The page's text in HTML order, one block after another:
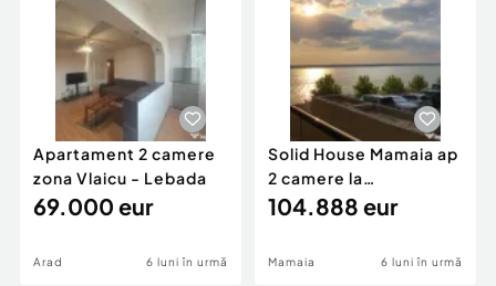
Apartament 2 camere
zona Vlaicu - Lebada
69.000 eur
Arad 6 luni în urmă
Solid House Mamaia ap
2 camere la
cheie,langa Mega
104.888 eur
Mamaia 6 luni în urmă